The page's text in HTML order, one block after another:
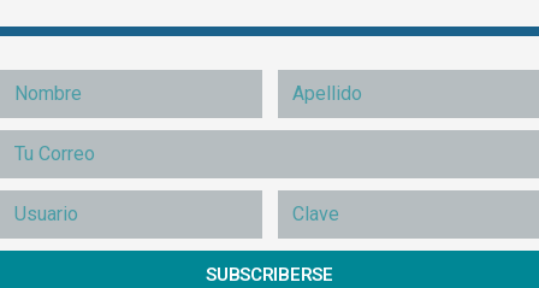
SUBSCRIBERSE